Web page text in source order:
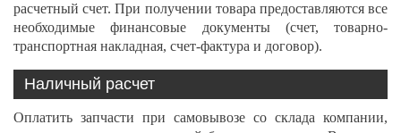
расчетный счет. При получении товара предоставляются все
необходимые финансовые документы (счет, товарно-
транспортная накладная, счет-фактура и договор).
Наличный расчет
Оплатить запчасти при самовывозе со склада компании,